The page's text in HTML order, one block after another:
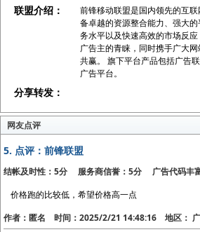
联盟介绍：
前锋移动联盟是国内领先的互
备卓越的资源整合能力、强大
务水平以及快速高效的市场反
广告主的青睐，同时携手广大
共赢。 旗下平台产品包括广告
广告平台。
分享转发：
网友点评
5. 点评：前锋联盟
结帐及时性：5分 服务商信誉：5分 广告代码丰
价格跑的比较低，希望价格高一点
作者：匿名 时间：2025/2/21 14:48:16 地区： 广